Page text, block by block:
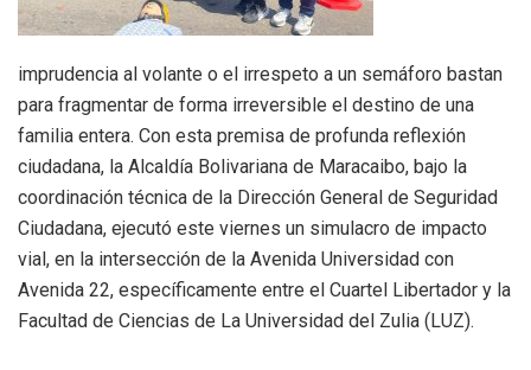
imprudencia al volante o el irrespeto a un semáforo bastan
para fragmentar de forma irreversible el destino de una
familia entera. Con esta premisa de profunda reflexión
ciudadana, la Alcaldía Bolivariana de Maracaibo, bajo la
coordinación técnica de la Dirección General de Seguridad
Ciudadana, ejecutó este viernes un simulacro de impacto
vial, en la intersección de la Avenida Universidad con
Avenida 22, específicamente entre el Cuartel Libertador y la
Facultad de Ciencias de La Universidad del Zulia (LUZ).